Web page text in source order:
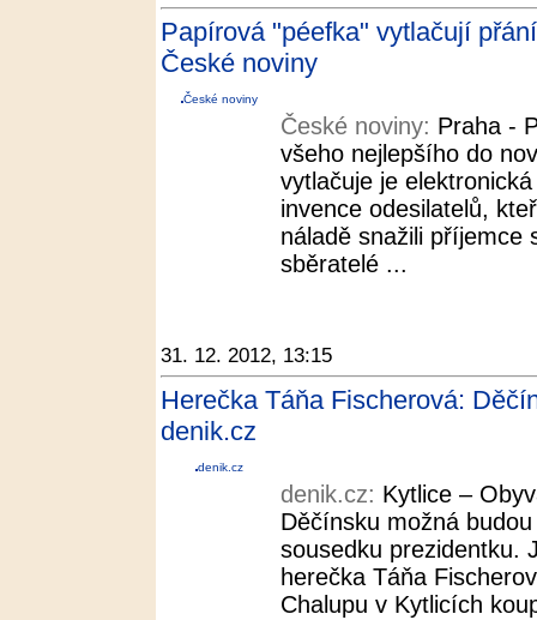
Papírová "péefka" vytlačují
České noviny
České noviny
České noviny: Praha -
všeho nejlepšího do
vytlačuje je
invence odesilatelů,
náladě snažili příjemce
sběratelé ...
31. 12. 2012, 13:15
Herečka Táňa Fischerová:
denik.cz
denik.cz
denik.cz: Kytlice –
Děčínsku možná
sousedku prezidentku.
herečka Táňa
Chalupu v Kytlicích